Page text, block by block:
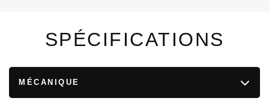
SPÉCIFICATIONS
MÉCANIQUE